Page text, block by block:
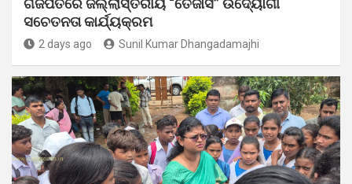
ସଚେତନତା କାର୍ଯ୍ୟକ୍ରମ
2 days ago Sunil Kumar Dhangadamajhi